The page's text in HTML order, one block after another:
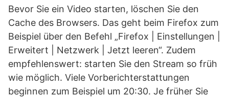
Bevor Sie ein Video starten, löschen Sie den
Cache des Browsers. Das geht beim Firefox zum
Beispiel über den Befehl „Firefox | Einstellungen |
Erweitert | Netzwerk | Jetzt leeren“. Zudem
empfehlenswert: starten Sie den Stream so früh
wie möglich. Viele Vorberichterstattungen
beginnen zum Beispiel um 20:30. Je früher Sie